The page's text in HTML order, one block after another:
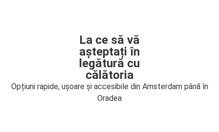
La ce să vă
așteptați în
legătură cu
călătoria
Opțiuni rapide, ușoare și accesibile din Amsterdam până în
Oradea